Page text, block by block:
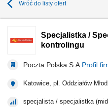
Wróć do listy ofert
Specjalistka /
kontrolingu
Poczta Polska S.A. Profil
Katowice, pl. Oddziałów
specjalista / specjalistka